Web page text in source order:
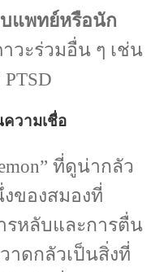
แพทย์หรือนัก
วะร่วมอื่น ๆ เช่น
วามเชื่อ
ที่ดูน่ากลัว
ของสมองที่
รหลับและการตื่น
าดกลัวเป็นสิ่งที่